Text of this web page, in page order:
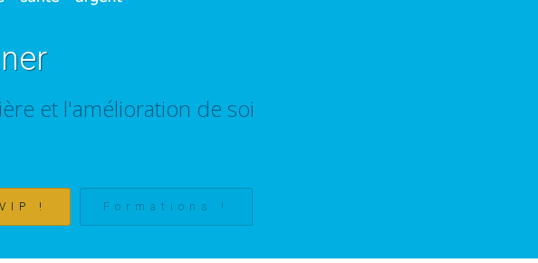
et l'amélioration de soi
! Formations !